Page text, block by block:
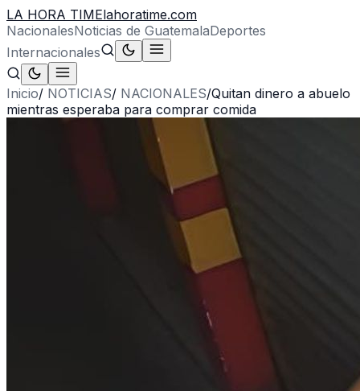
LA HORA TIMElahoratime.com
NacionalesNoticias de GuatemalaDeportes
Internacionales
Inicio/ NOTICIAS/ NACIONALES/Quitan dinero a abuelo
mientras esperaba para comprar comida